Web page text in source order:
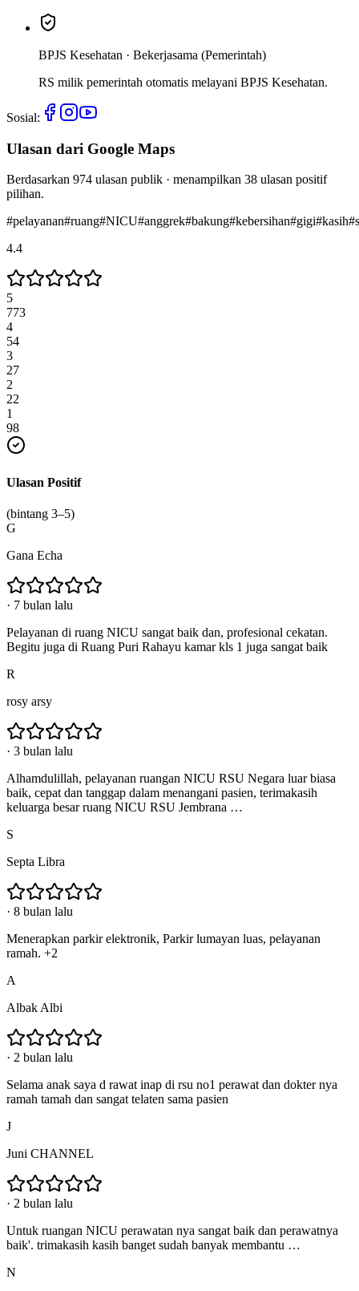
BPJS Kesehatan · Bekerjasama (Pemerintah)
RS milik pemerintah otomatis melayani BPJS Kesehatan.
Sosial:
Ulasan dari Google Maps
Berdasarkan 974 ulasan publik · menampilkan 38 ulasan positif
pilihan.
#pelayanan#ruang#NICU#anggrek#bakung#kebersihan#gigi#kasih#
4.4
5
773
4
54
3
27
2
22
1
98
Ulasan Positif
(bintang 3–5)
G
Gana Echa
· 7 bulan lalu
Pelayanan di ruang NICU sangat baik dan, profesional cekatan.
Begitu juga di Ruang Puri Rahayu kamar kls 1 juga sangat baik
R
rosy arsy
· 3 bulan lalu
Alhamdulillah, pelayanan ruangan NICU RSU Negara luar biasa
baik, cepat dan tanggap dalam menangani pasien, terimakasih
keluarga besar ruang NICU RSU Jembrana …
S
Septa Libra
· 8 bulan lalu
Menerapkan parkir elektronik, Parkir lumayan luas, pelayanan
ramah. +2
A
Albak Albi
· 2 bulan lalu
Selama anak saya d rawat inap di rsu no1 perawat dan dokter nya
ramah tamah dan sangat telaten sama pasien
J
Juni CHANNEL
· 2 bulan lalu
Untuk ruangan NICU perawatan nya sangat baik dan perawatnya
baik'. trimakasih kasih banget sudah banyak membantu …
N